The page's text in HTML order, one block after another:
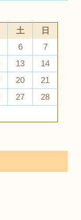
土
日
6
7
13
14
20
21
27
28